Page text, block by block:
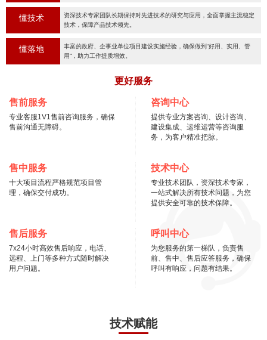
懂技术
资深技术专家团队长期保持对先进技术的研究与应用，全面掌握主流稳定
技术，保障产品技术领先。
懂落地
丰富的政府、企事业单位项目建设实施经验，确保做到“好用、实用、管
用“，助力工作提质增效。
更好服务
售前服务
专业客服1V1售前咨询服务，确保
售前沟通无障碍。
咨询中心
提供专业方案咨询、设计咨询、
建设集成、运维运营等咨询服
务，为客户精准把脉。
售中服务
十大项目流程严格规范项目管
理，确保交付成功。
技术中心
专业技术团队，资深技术专家，
一站式解决所有技术问题，为您
提供安全可靠的技术保障。
售后服务
7x24小时高效售后响应，电话、
远程、上门等多种方式随时解决
用户问题。
呼叫中心
为您服务的第一梯队，负责售
前、售中、售后应答服务，确保
呼叫有响应，问题有结果。
技术赋能